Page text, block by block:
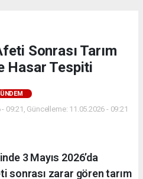
Sonrası Tarım
Hasar Tespiti
09:21, Güncelleme: 11.05.2026 - 09:21
3 Mayıs 2026’da
sonrası zarar gören tarım